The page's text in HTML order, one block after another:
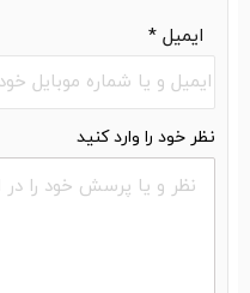
ایمیل *